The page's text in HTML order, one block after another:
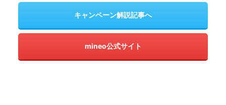
キャンペーン解説記事へ
mineo公式サイト